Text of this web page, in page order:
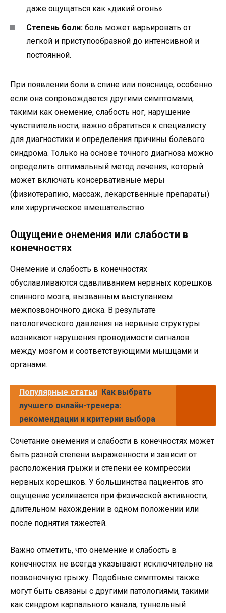
даже ощущаться как «дикий огонь».
Степень боли: боль может варьировать от
легкой и приступообразной до интенсивной и
постоянной.
При появлении боли в спине или пояснице, особенно
если она сопровождается другими симптомами,
такими как онемение, слабость ног, нарушение
чувствительности, важно обратиться к специалисту
для диагностики и определения причины болевого
синдрома. Только на основе точного диагноза можно
определить оптимальный метод лечения, который
может включать консервативные меры
(физиотерапию, массаж, лекарственные препараты)
или хирургическое вмешательство.
Ощущение онемения или слабости в
конечностях
Онемение и слабость в конечностях
обуславливаются сдавливанием нервных корешков
спинного мозга, вызванным выступанием
межпозвоночного диска. В результате
патологического давления на нервные структуры
возникают нарушения проводимости сигналов
между мозгом и соответствующими мышцами и
органами.
Популярные статьи Как выбрать
лучшего онлайн-тренера:
рекомендации и критерии выбора
Сочетание онемения и слабости в конечностях может
быть разной степени выраженности и зависит от
расположения грыжи и степени ее компрессии
нервных корешков. У большинства пациентов это
ощущение усиливается при физической активности,
длительном нахождении в одном положении или
после поднятия тяжестей.
Важно отметить, что онемение и слабость в
конечностях не всегда указывают исключительно на
позвоночную грыжу. Подобные симптомы также
могут быть связаны с другими патологиями, такими
как синдром карпального канала, туннельный